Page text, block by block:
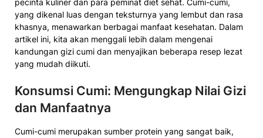
pecinta kuliner dan para peminat diet sehat. Cumi-cumi,
yang dikenal luas dengan teksturnya yang lembut dan rasa
khasnya, menawarkan berbagai manfaat kesehatan. Dalam
artikel ini, kita akan menggali lebih dalam mengenai
kandungan gizi cumi dan menyajikan beberapa resep lezat
yang mudah diikuti.
Konsumsi Cumi: Mengungkap Nilai Gizi
dan Manfaatnya
Cumi-cumi merupakan sumber protein yang sangat baik,